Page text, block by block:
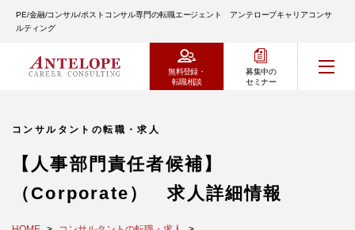
PE/金融/コンサル/ポストコンサル専門の転職エージェント アンテロープキャリアコンサ
ルティング
無料登録・
転職相談
募集中の
セミナー
コンサルタントの転職・求人
【人事部門責任者候補】
（Corporate） 求人詳細情報